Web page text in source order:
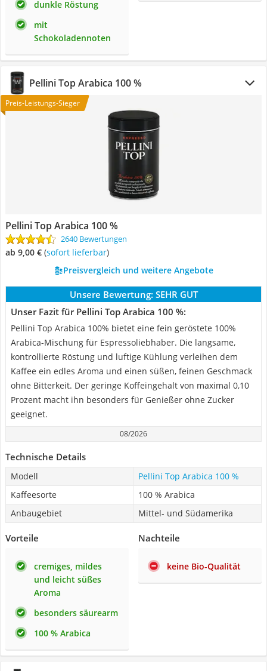
dunkle Röstung
mit
Schokoladennoten
Pellini Top Arabica 100 %
Preis-Leistungs-Sieger
Pellini Top Arabica 100 %
2640 Bewertungen
ab 9,00 € ( Sofort lieferbar)
Preisvergleich und weitere Angebote
Unsere Bewertung: SEHR GUT
Unser Fazit für Pellini Top Arabica 100 %:
Pellini Top Arabica 100% bietet eine fein geröstete 100%
Arabica-Mischung für Espressoliebhaber. Die langsame,
kontrollierte Röstung und luftige Kühlung verleihen dem
Kaffee ein edles Aroma und einen süßen, feinen Geschmack
ohne Bitterkeit. Der geringe Koffeingehalt von maximal 0,10
Prozent macht ihn besonders für Genießer ohne Zucker
geeignet.
08/2026
Technische Details
Modell
Pellini Top Arabica 100 %
Kaffeesorte
100 % Arabica
Anbaugebiet
Mittel- und Südamerika
Vorteile
cremiges, mildes
und leicht süßes
Aroma
besonders säurearm
100 % Arabica
Nachteile
keine Bio-Qualität